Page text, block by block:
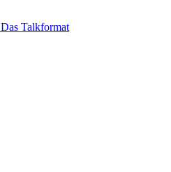
Talkformat